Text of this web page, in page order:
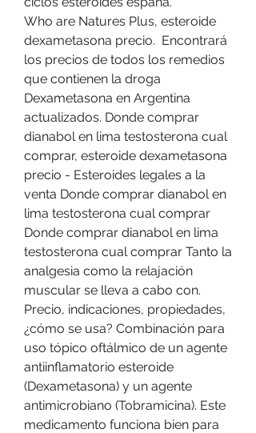
Who are Natures Plus, esteroide
dexametasona precio.  Encontrará
los precios de todos los remedios
que contienen la droga
Dexametasona en Argentina
actualizados. Donde comprar
dianabol en lima testosterona cual
comprar, esteroide dexametasona
precio - Esteroides legales a la
venta Donde comprar dianabol en
lima testosterona cual comprar
Donde comprar dianabol en lima
testosterona cual comprar Tanto la
analgesia como la relajación
muscular se lleva a cabo con.
Precio, indicaciones, propiedades,
¿cómo se usa? Combinación para
uso tópico oftálmico de un agente
antiinflamatorio esteroide
(Dexametasona) y un agente
antimicrobiano (Tobramicina). Este
medicamento funciona bien para